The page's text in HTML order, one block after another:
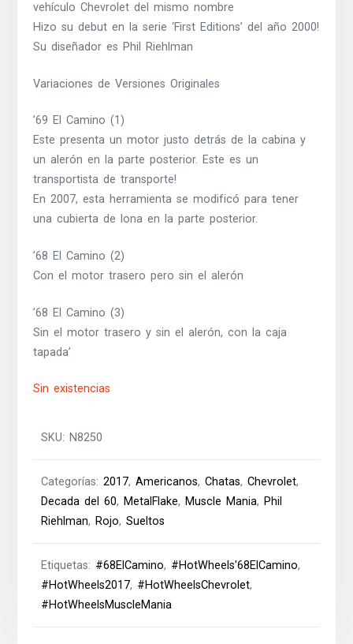
vehículo Chevrolet del mismo nombre
Hizo su debut en la serie ‘First Editions’ del año 2000!
Su diseñador es Phil Riehlman
Variaciones de Versiones Originales
’69 El Camino (1)
Este presenta un motor justo detrás de la cabina y
un alerón en la parte posterior. Este es un
transportista de transporte!
En 2007, esta herramienta se modificó para tener
una cubierta de lona en la parte posterior.
’68 El Camino (2)
Con el motor trasero pero sin el alerón
’68 El Camino (3)
Sin el motor trasero y sin el alerón, con la caja
tapada’
Sin existencias
SKU: N8250
Categorías:2017,Americanos,Chatas,Chevrolet,
Decada del 60, MetalFlake, Muscle Mania, Phil
Riehlman, Rojo,Sueltos
Etiquetas: #68ElCamino, #HotWheels'68ElCamino,
#HotWheels2017, #HotWheelsChevrolet,
#HotWheelsMuscleMania